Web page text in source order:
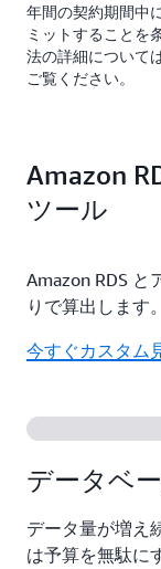
年間の契約期間中
ミットすることを
法の詳細については
ご覧ください。
Amazon
ツール
Amazon RDS と
りで算出します。
今すぐカスタム
データベ
データ量が増え
は予算を無駄に